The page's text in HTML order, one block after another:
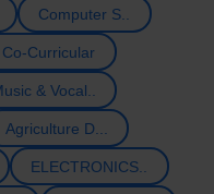
Computer S..
Co-Curricular
& Vocal..
Agriculture D...
ELECTRONICS..